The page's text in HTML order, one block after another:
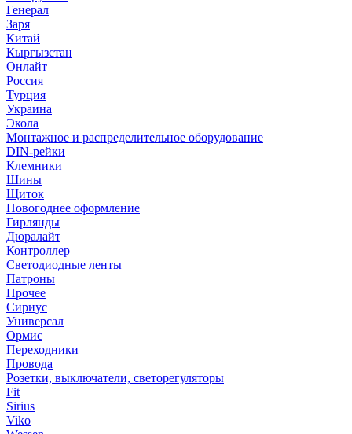
Генерал
Заря
Китай
Кыргызстан
Онлайт
Россия
Турция
Украина
Экола
Монтажное и распределительное оборудование
DIN-рейки
Клемники
Шины
Щиток
Новогоднее оформление
Гирлянды
Дюралайт
Контроллер
Светодиодные ленты
Патроны
Прочее
Сириус
Универсал
Ормис
Переходники
Провода
Розетки, выключатели, светорегуляторы
Fit
Sirius
Viko